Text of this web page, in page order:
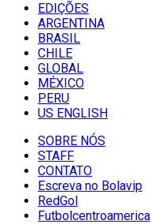
EDIÇÕES
ARGENTINA
BRASIL
CHILE
GLOBAL
MÉXICO
PERU
US ENGLISH
SOBRE NÓS
STAFF
CONTATO
Escreva no Bolavip
RedGol
Futbolcentroamerica